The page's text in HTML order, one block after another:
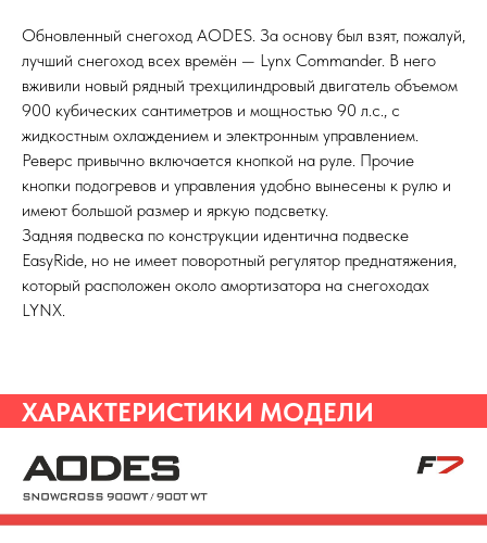
Обновленный снегоход AODES. За основу был взят, пожалуй,
лучший снегоход всех времён — Lynx Commander. В него
вживили новый рядный трехцилиндровый двигатель объемом
900 кубических сантиметров и мощностью 90 л.с., с
жидкостным охлаждением и электронным управлением.
Реверс привычно включается кнопкой на руле. Прочие
кнопки подогревов и управления удобно вынесены к рулю и
имеют большой размер и яркую подсветку.
Задняя подвеска по конструкции идентична подвеске
EasyRide, но не имеет поворотный регулятор преднатяжения,
который расположен около амортизатора на снегоходах
LYNX.
ХАРАКТЕРИСТИКИ МОДЕЛИ